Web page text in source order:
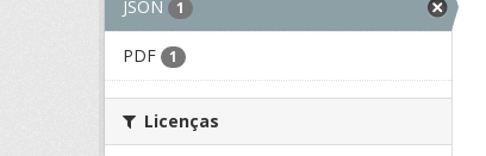
JSON 1
PDF 1
Licenças